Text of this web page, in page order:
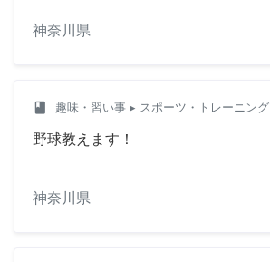
神奈川県
class 趣味・習い事 ▸ スポーツ・トレーニング
野球教えます！
神奈川県